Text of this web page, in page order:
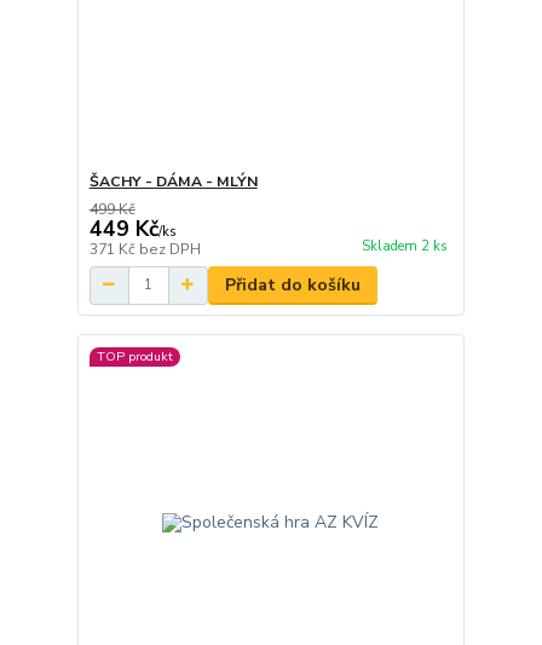
ŠACHY - DÁMA - MLÝN
499 Kč
449 Kč/ks
371 Kč bez DPH Skladem 2 ks
Přidat do košíku
TOP produkt